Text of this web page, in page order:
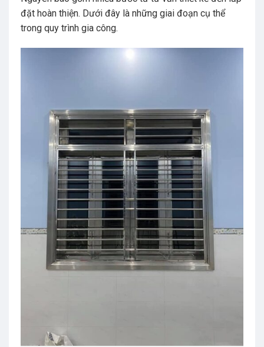
đặt hoàn thiện. Dưới đây là những giai đoạn cụ thể
trong quy trình gia công.